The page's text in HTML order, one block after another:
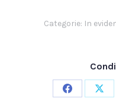
Categorie: In
Condividi